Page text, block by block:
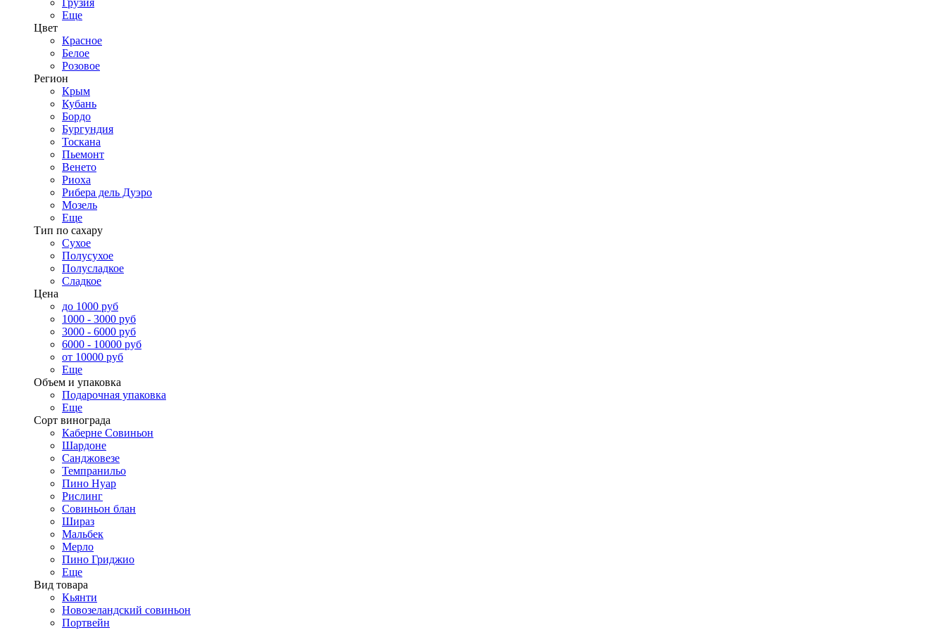
Грузия
Еще
Цвет
Красное
Белое
Розовое
Регион
Крым
Кубань
Бордо
Бургундия
Тоскана
Пьемонт
Венето
Риоха
Рибера дель Дуэро
Мозель
Еще
Тип по сахару
Сухое
Полусухое
Полусладкое
Сладкое
Цена
до 1000 руб
1000 - 3000 руб
3000 - 6000 руб
6000 - 10000 руб
от 10000 руб
Еще
Объем и упаковка
Подарочная упаковка
Еще
Сорт винограда
Каберне Совиньон
Шардоне
Санджовезе
Темпранильо
Пино Нуар
Рислинг
Совиньон блан
Шираз
Мальбек
Мерло
Пино Гриджио
Еще
Вид товара
Кьянти
Новозеландский совиньон
Портвейн